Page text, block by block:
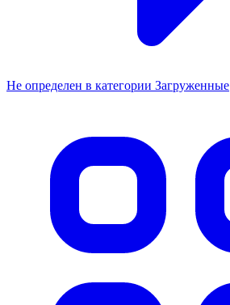
Не определен в категории Загруженные